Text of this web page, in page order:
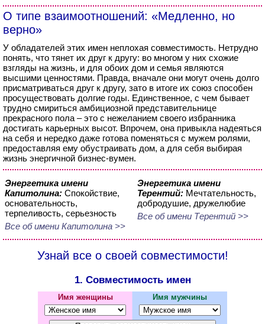
О типе взаимоотношений: «Медленно, но
верно»
У обладателей этих имен неплохая совместимость. Нетрудно
понять, что тянет их друг к другу: во многом у них схожие
взгляды на жизнь, и для обоих дом и семья являются
высшими ценностями. Правда, вначале они могут очень долго
присматриваться друг к другу, зато в итоге их союз способен
просуществовать долгие годы. Единственное, с чем бывает
трудно смириться амбициозной представительнице
прекрасного пола – это с нежеланием своего избранника
достигать карьерных высот. Впрочем, она привыкла надеяться
на себя и нередко даже готова поменяться с мужем ролями,
предоставляя ему обустраивать дом, а для себя выбирая
жизнь энергичной бизнес-вумен.
Энергетика имени
Капитолина: Спокойствие,
основательность,
терпеливость, серьезность
Все об имени Капитолина >>
Энергетика имени
Терентий: Мечтательность,
добродушие, дружелюбие
Все об имени Терентий >>
Узнай все о своей совместимости!
1. Совместимость имен
Имя женщины Имя мужчины